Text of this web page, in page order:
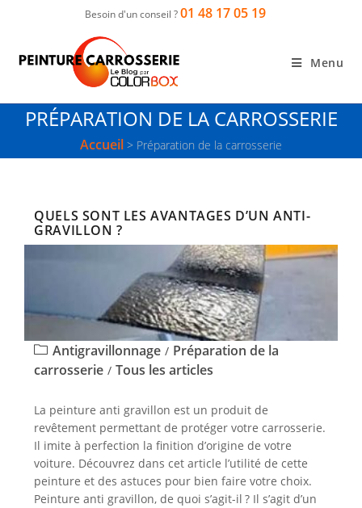
Besoin d'un conseil ?01 48 17 05 19
Menu
PRÉPARATION DE LA CARROSSERIE
Accueil > Préparation de la carrosserie
QUELS SONT LES AVANTAGES D’UN ANTI-
GRAVILLON ?
Antigravillonnage / Préparation de la
carrosserie / Tous les articles
La peinture anti gravillon est un produit de
revêtement permettant de protéger votre carrosserie.
Il imite à perfection la finition d’origine de votre
voiture. Découvrez dans cet article l’utilité de cette
peinture et des astuces pour bien faire votre choix.
Peinture anti gravillon, de quoi s’agit-il ? Il s’agit d’un